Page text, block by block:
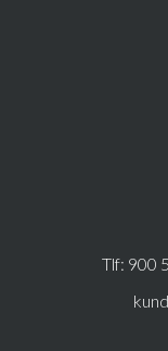
Tlf: 900